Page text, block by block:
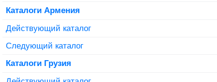
Каталоги Армения
Действующий каталог
Следующий каталог
Каталоги Грузия